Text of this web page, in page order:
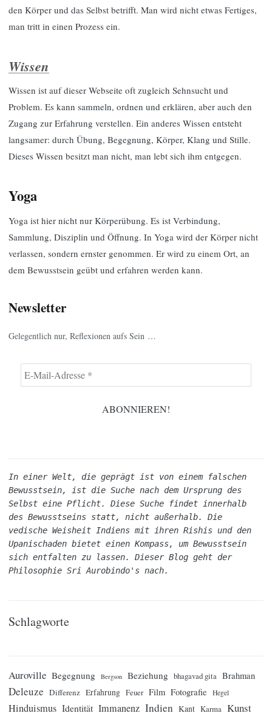
den Körper und das Selbst betrifft. Man wird nicht etwas Fertiges,
man tritt in einen Prozess ein.
Wissen
Wissen ist auf dieser Webseite oft zugleich Sehnsucht und
Problem. Es kann sammeln, ordnen und erklären, aber auch den
Zugang zur Erfahrung verstellen. Ein anderes Wissen entsteht
langsamer: durch Übung, Begegnung, Körper, Klang und Stille.
Dieses Wissen besitzt man nicht, man lebt sich ihm entgegen.
Yoga
Yoga ist hier nicht nur Körperübung. Es ist Verbindung,
Sammlung, Disziplin und Öffnung. In Yoga wird der Körper nicht
verlassen, sondern ernster genommen. Er wird zu einem Ort, an
dem Bewusstsein geübt und erfahren werden kann.
Newsletter
Gelegentlich nur, Reflexionen aufs Sein …
In einer Welt, die geprägt ist von einem falschen
Bewusstsein, ist die Suche nach dem Ursprung des
Selbst eine Pflicht. Diese Suche findet innerhalb
des Bewusstseins statt, nicht außerhalb. Die
vedische Weisheit Indiens mit ihren Rishis und den
Upanischaden bietet einen Kompass, um Bewusstsein
sich entfalten zu lassen. Dieser Blog geht der
Philosophie Sri Aurobindo's nach.
Schlagworte
Auroville Begegnung Bergson Beziehung bhagavad gita Brahman
Deleuze Differenz Erfahrung Feuer Film Fotografie Hegel
Hinduismus Identität Immanenz Indien Kant Karma Kunst